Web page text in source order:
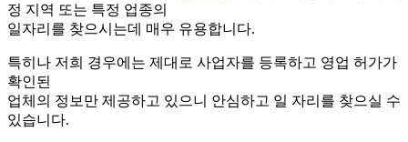
정 지역 또는 특정 업종의
일자리를 찾으시는데 매우 유용합니다.
특히나 저희 경우에는 제대로 사업자를 등록하고 영업 허가가
확인된
업체의 정보만 제공하고 있으니 안심하고 일 자리를 찾으실 수
있습니다.